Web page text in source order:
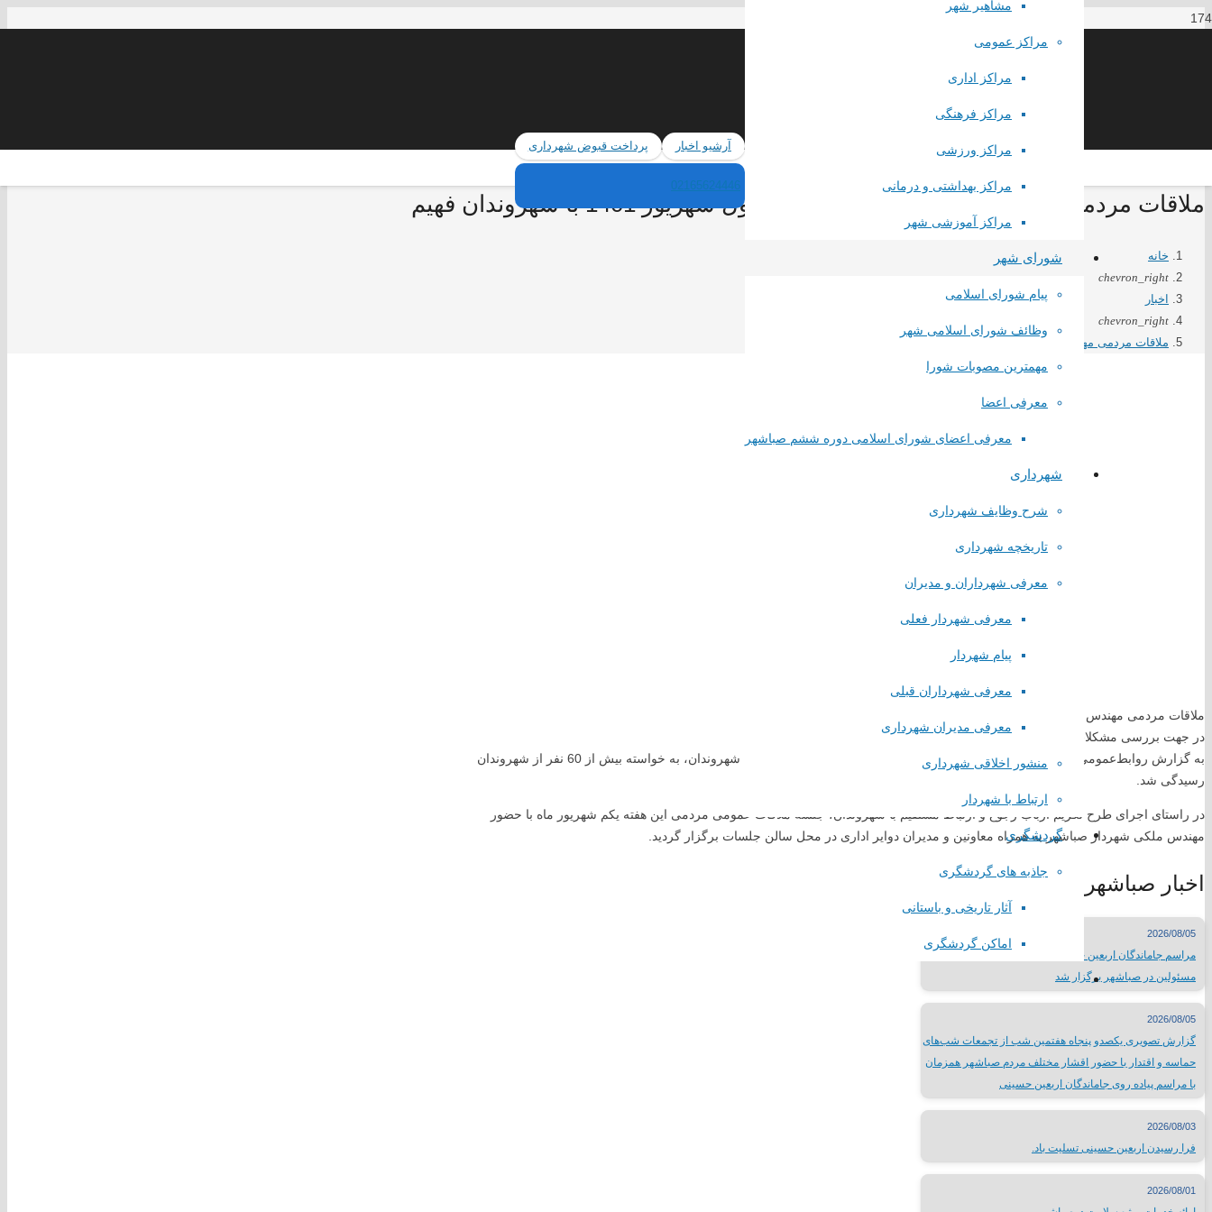
مشاهیر شهر
مراکز عمومی
مراکز اداری
مراکز فرهنگی
مراکز ورزشی
مراکز بهداشتی و درمانی
مراکز آموزشی شهر
شورای شهر
پیام شورای اسلامی
وظائف شورای اسلامی شهر
مهمترین مصوبات شورا
معرفی اعضا
معرفی اعضای شورای اسلامی دوره ششم صباشهر
شهرداری
شرح وظایف شهرداری
تاریخچه شهرداری
معرفی شهرداران و مدیران
معرفی شهردار فعلی
پیام شهردار
معرفی شهرداران قبلی
معرفی مدیران شهرداری
منشور اخلاقی شهرداری
ارتباط با شهردار
گردشگری
جاذبه های گردشگری
آثار تاریخی و باستانی
اماکن گردشگری
آرشیو اخبار پرداخت قبوض شهرداری
02165624446
ملاقات مردمی مهندس ملکی شهردار صباشهر اول شهریور 1401 با شهروندان فهیم
خانه
chevron_right
اخبار
chevron_right
ملاقات مردمی مهندس ملکی شهردار صباشهر اول شهریور 1401 با شهروندان فهیم
ملاقات مردمی مهندس ملکی شهردار صباشهر با شهروندان فهیم
در جهت بررسی مشکلات شهروندان صورت گرفت؛
به گزارش روابط‌عمومی شورای اسلامی و شهرداری صباشهر در جلسه ملاقات عمومی با شهروندان، به خواسته بیش از 60 نفر از شهروندان
رسیدگی شد.
در راستای اجرای طرح تکریم ارباب رجوع و ارتباط مستقیم با شهروندان، جلسه ملاقات عمومی مردمی این هفته یکم شهریور ماه با حضور
مهندس ملکی شهردار صباشهر به همراه معاونین و مدیران دوایر اداری در محل سالن جلسات برگزار گردید.
اخبار صباشهر
2026/08/05
مراسم جاماندگان اربعین حسینی با حضور پرشور مردم و
مسئولین در صباشهر برگزار شد
2026/08/05
گزارش تصویری یکصدو پنجاه هفتمین شب از تجمعات شب‌های
حماسه و اقتدار با حضور اقشار مختلف مردم صباشهر همزمان
با مراسم پیاده روی جاماندگان اربعین حسینی
2026/08/03
فرا رسیدن اربعین حسینی تسلیت باد.
2026/08/01
سازمان شهرداری ها و دهیاری های کشور
استانداری تهران
همیاری شهرداری های تهران
لیست سایتهای مذهبی
وبسایت وزارتخانه ها
سایتهای فرهنگی کشور
مطبوعات کشور
شبکه های صدا و سیما
سایر لینک ها
لینک های محلی
فرمانداری شهرستان شهریار
اداره ورزش و جوانان شهریار